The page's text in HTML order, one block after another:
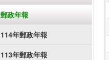
郵政年報
114年郵政年報
113年郵政年報